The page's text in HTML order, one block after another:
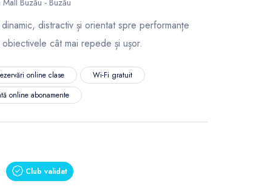
Buzău - Buzău
distractiv și orientat spre performanțe
cât mai repede și ușor.
online clase
Wi-Fi gratuit
online abonamente
Club validat